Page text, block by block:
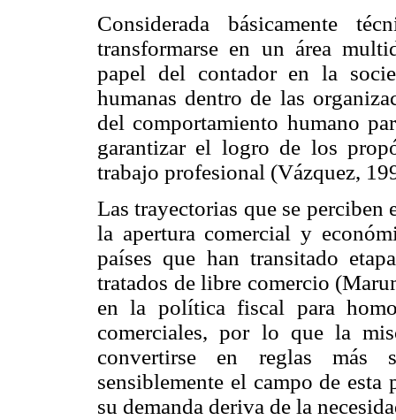
Considerada básicamente
transformarse en un área
papel del contador en la
humanas dentro de las
del comportamiento humano
garantizar el logro de los
trabajo profesional (Vázquez,
Las trayectorias que se perciben
la apertura comercial y
países que han transitado
tratados de libre comercio
en la política fiscal para
comerciales, por lo que la
convertirse en reglas más
sensiblemente el campo de
su demanda deriva de la